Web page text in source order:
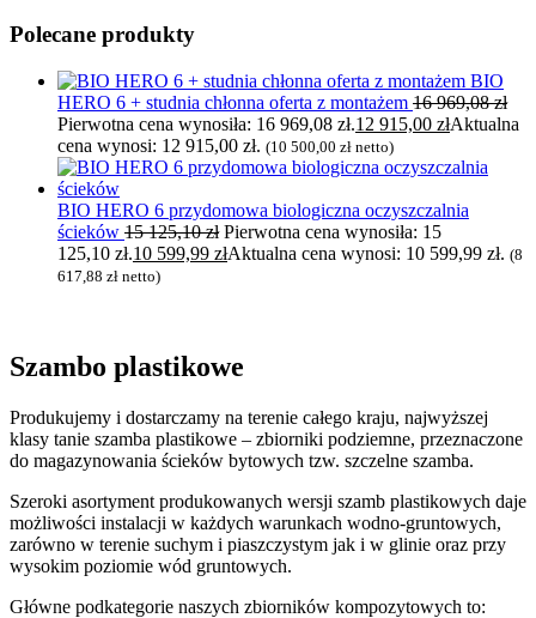
Polecane produkty
BIO
HERO 6 + studnia chłonna oferta z montażem 16 969,08zł
Pierwotna cena wynosiła: 16 969,08 zł.12 915,00 złAktualna
cena wynosi: 12 915,00 zł. (10 500,00 zł netto)
BIO HERO 6 przydomowa biologiczna oczyszczalnia
ścieków 15 125,10zł Pierwotna cena wynosiła: 15
125,10 zł.10 599,99 złAktualna cena wynosi: 10 599,99 zł. (8
617,88 zł netto)
Szambo plastikowe
Produkujemy i dostarczamy na terenie całego kraju, najwyższej
klasy tanie szamba plastikowe – zbiorniki podziemne, przeznaczone
do magazynowania ścieków bytowych tzw. szczelne szamba.
Szeroki asortyment produkowanych wersji szamb plastikowych daje
możliwości instalacji w każdych warunkach wodno-gruntowych,
zarówno w terenie suchym i piaszczystym jak i w glinie oraz przy
wysokim poziomie wód gruntowych.
Główne podkategorie naszych zbiorników kompozytowych to: